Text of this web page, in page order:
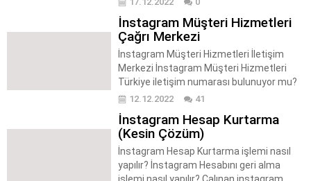
yapan şahıslar phishing (oltalama)
dediğimiz yöntem ile bir çok kişinin sosyal
medya hesaplarını ele geçirebiliyorlar.
Instagram hesabı nasıl güvene alınır? adlı
makalemizde ise hesabınızla alakalı
dikkat...
İnstagram Müşteri Hizmetleri
Çağrı Merkezi
İnstagram Müşteri Hizmetleri İletişim
Merkezi İnstagram Müşteri Hizmetleri
Türkiye iletişim numarası bulunuyor mu?
İnstagram çağrı merkezi var
telefon numarası nedir? İnstagram
Türkiye ofisi bulunuyor mu? İnstagram
çağrı merkezi iletişim formu
nedir? İnstagram Türkiye iletişim nasıl
12.12.2022 41
İnstagram Hesap Kurtarma
(Kesin Çözüm)
İnstagram Hesap Kurtarma işlemi nasıl
yapılır? İnstagram Hesabını geri alma